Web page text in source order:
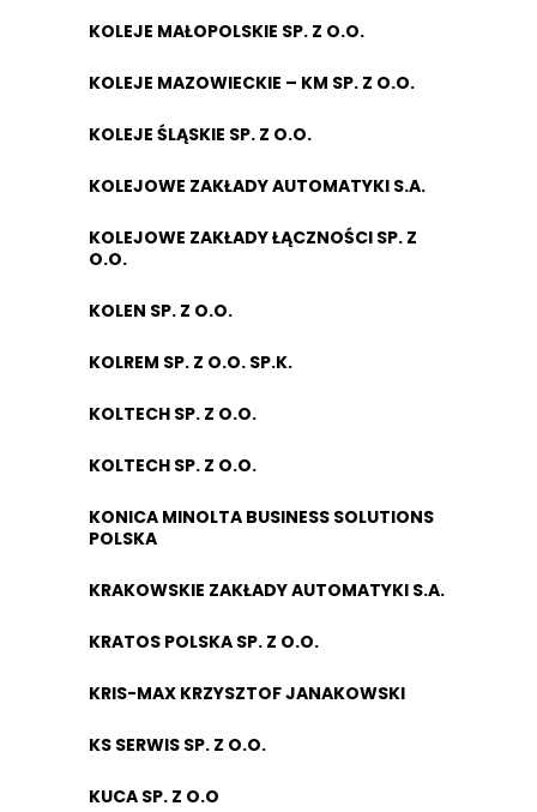
KOLEJE MAŁOPOLSKIE SP. Z O.O.
KOLEJE MAZOWIECKIE – KM SP. Z O.O.
KOLEJE ŚLĄSKIE SP. Z O.O.
KOLEJOWE ZAKŁADY AUTOMATYKI S.A.
KOLEJOWE ZAKŁADY ŁĄCZNOŚCI SP. Z
O.O.
KOLEN SP. Z O.O.
KOLREM SP. Z O.O. SP.K.
KOLTECH SP. Z O.O.
KOLTECH SP. Z O.O.
KONICA MINOLTA BUSINESS SOLUTIONS
POLSKA
KRAKOWSKIE ZAKŁADY AUTOMATYKI S.A.
KRATOS POLSKA SP. Z O.O.
KRIS-MAX KRZYSZTOF JANAKOWSKI
KS SERWIS SP. Z O.O.
KUCA SP. Z O.O